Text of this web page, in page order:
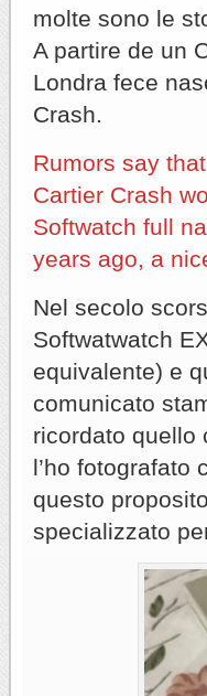
molte sono le
A partire de un
Londra fece
Crash.
Rumors say
Cartier Crash
Softwatch full
years ago, a
Nel secolo
Softwatwatch
equivalente) e
comunicato
ricordato quello
l’ho fotografato
questo
specializzato